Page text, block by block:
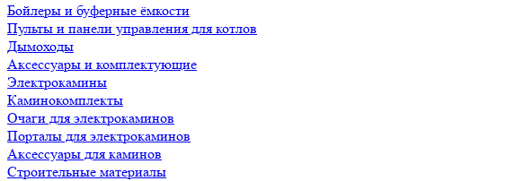
Бойлеры и буферные ёмкости
Пульты и панели управления для котлов
Дымоходы
Аксессуары и комплектующие
Электрокамины
Каминокомплекты
Очаги для электрокаминов
Порталы для электрокаминов
Аксессуары для каминов
Строительные материалы